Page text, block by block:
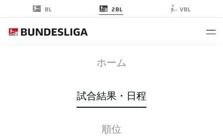
BL 2BL VBL
ホーム
試合結果・日程
順位
EBS FCE
スターティングメンバー